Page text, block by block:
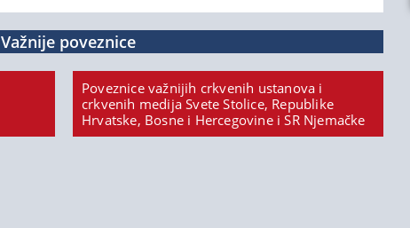
Važnije poveznice
Poveznice važnijih crkvenih ustanova i
crkvenih medija Svete Stolice, Republike
Hrvatske, Bosne i Hercegovine i SR Njemačke